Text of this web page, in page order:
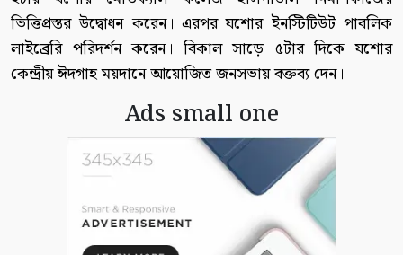
ভিত্তিপ্রস্তর উদ্বোধন করেন। এরপর যশোর ইনস্টিটিউট পাবলিক
লাইব্রেরি পরিদর্শন করেন। বিকাল সাড়ে ৫টার দিকে যশোর
কেন্দ্রীয় ঈদগাহ ময়দানে আয়োজিত জনসভায় বক্তব্য দেন।
Ads small one